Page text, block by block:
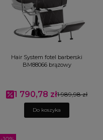
Hair System fotel barberski
BM88066 brązowy
Cena promocyjna
1 790,78 zł1 989,98 zł
Do koszyka